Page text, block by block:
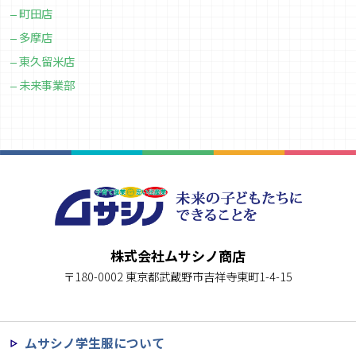
町田店
多摩店
東久留米店
未来事業部
株式会社ムサシノ商店
〒180-0002 東京都武蔵野市吉祥寺東町1-4-15
ムサシノ学生服について